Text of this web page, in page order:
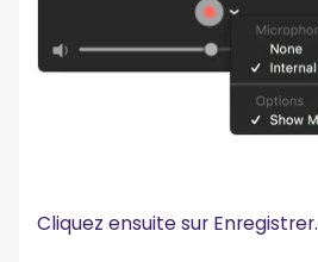
Cliquez ensuite sur Enregistrer.